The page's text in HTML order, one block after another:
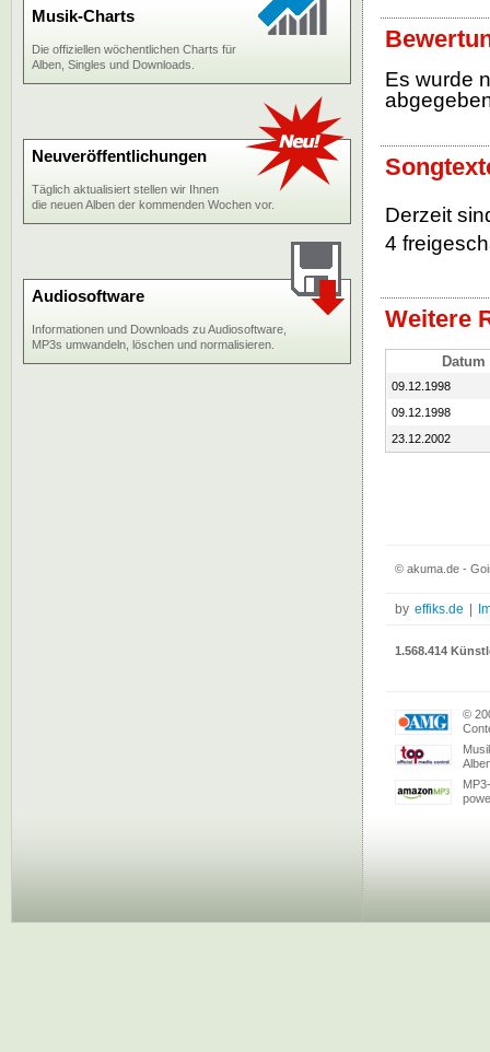
Es wurde
Derzeit
4
Weitere
Datum
09.12.1998
09.12.1998
23.12.2002
Musik-Charts
Die offiziellen wöchentlichen Charts für
Alben, Singles und Downloads.
Neuveröffentlichungen
Täglich aktualisiert stellen wir Ihnen
die neuen Alben der kommenden Wochen vor.
Audiosoftware
Informationen und Downloads zu Audiosoftware,
MP3s umwandeln, löschen und normalisieren.
© akuma.de -
by effiks.de
1.568.414
©